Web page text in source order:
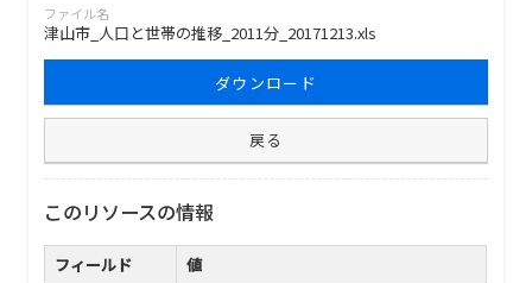
ファイル名
津山市_人口と世帯の推移_2011分_20171213.xls
ダウンロード
戻る
このリソースの情報
フィールド
値